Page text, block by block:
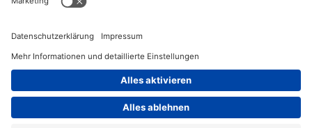
Dienststellen und Bereiche gibt es von Beginn an,
im Mobile Office von zuhause gearbeitet werden.